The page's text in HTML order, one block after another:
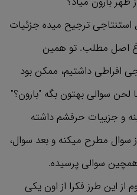
ترجیح میده جزئیات
اصل مطلب. تو همین
افراطی داشتیم، ممکن بود
سوالی بهتون بگه "بارون؟"
و جزییات حرفشم داشته
سوال مطرح میکنه و بعد سوال،
سوالی پرسیده.
از این طرز فکرا از اون یکی